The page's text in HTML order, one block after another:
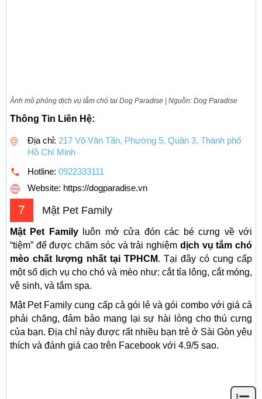
Ảnh mô phỏng dịch vụ tắm chó tai Dog Paradise | Nguồn: Dog Paradise
Thông Tin Liên Hệ:
Địa chỉ: 217 Võ Văn Tần, Phường 5, Quận 3, Thành phố
Hồ Chí Minh
Hotline: 0922333111
Website: https://dogparadise.vn
7 Mật Pet Family
Mật Pet Familyluôn mở cửa đón các bé cưng về với
“tiệm” để được chăm sóc và trải nghiệm dịch vụ tắm chó
mèo chất lượng nhất tại TPHCM. Tại đây có cung cấp
một số dịch vụ cho chó và mèo như: cắt tỉa lông, cắt móng,
vệ sinh, và tắm spa.
Mật Pet Family cung cấp cả gói lẻ và gói combo với giá cả
phải chăng, đảm bảo mang lại sự hài lòng cho thú cưng
của bạn. Địa chỉ này được rất nhiều bạn trẻ ở Sài Gòn yêu
thích và đánh giá cao trên Facebook với 4.9/5 sao.